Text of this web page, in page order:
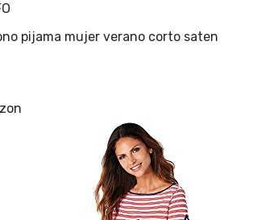
pijama mujer verano corto saten